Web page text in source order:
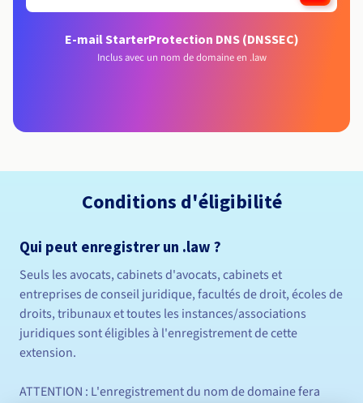
E-mail StarterProtection DNS (DNSSEC)
Inclus avec un nom de domaine en .law
Conditions d'éligibilité
Qui peut enregistrer un .law ?
Seuls les avocats, cabinets d'avocats, cabinets et
entreprises de conseil juridique, facultés de droit, écoles de
droits, tribunaux et toutes les instances/associations
juridiques sont éligibles à l'enregistrement de cette
extension.
ATTENTION : L'enregistrement du nom de domaine fera